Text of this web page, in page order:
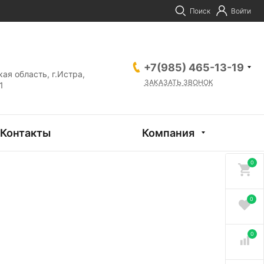
Поиск Войти
область, г.Истра,
+7(985) 465-13-19
ЗАКАЗАТЬ ЗВОНОК
Контакты Компания
0
0
0